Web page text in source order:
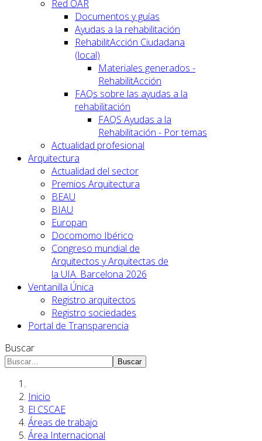
Red OAR
Documentos y guías
Ayudas a la rehabilitación
RehabilitAcción Ciudadana
(local)
Materiales generados -
RehabilitAcción
FAQs sobre las ayudas a la
rehabilitación
FAQS Ayudas a la
Rehabilitación - Por temas
Actualidad profesional
Arquitectura
Actualidad del sector
Premios Arquitectura
BEAU
BIAU
Europan
Docomomo Ibérico
Congreso mundial de
Arquitectos y Arquitectas de
la UIA. Barcelona 2026
Ventanilla Única
Registro arquitectos
Registro sociedades
Portal de Transparencia
Buscar
Buscar
Inicio
El CSCAE
Áreas de trabajo
Área Internacional